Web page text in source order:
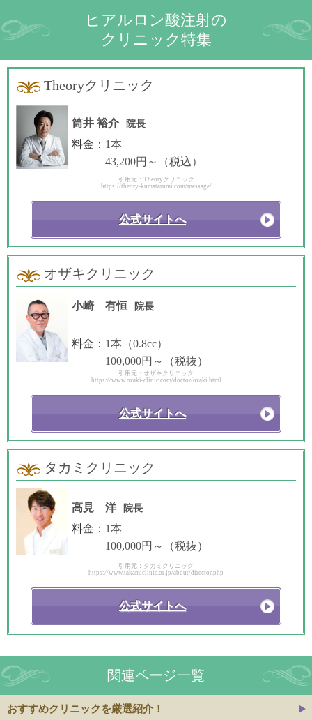
ヒアルロン酸注射の
クリニック特集
Theoryクリニック
筒井 裕介 院長
料金： 1本
43,200円～（税込）
引用元：Theoryクリニック
https://theory-kumatarumi.com/message/
公式サイトへ
オザキクリニック
小崎 有恒 院長
料金： 1本（0.8cc）
100,000円～（税抜）
引用元：オザキクリニック
https://www.ozaki-clinic.com/doctor/ozaki.html
公式サイトへ
タカミクリニック
高見 洋 院長
料金： 1本
100,000円～（税抜）
引用元：タカミクリニック
https://www.takamiclinic.or.jp/about/director.php
公式サイトへ
関連ページ一覧
おすすめクリニックを厳選紹介！